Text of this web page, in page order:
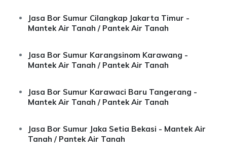
Jasa Bor Sumur Cilangkap Jakarta Timur -
Mantek Air Tanah / Pantek Air Tanah
Jasa Bor Sumur Karangsinom Karawang -
Mantek Air Tanah / Pantek Air Tanah
Jasa Bor Sumur Karawaci Baru Tangerang -
Mantek Air Tanah / Pantek Air Tanah
Jasa Bor Sumur Jaka Setia Bekasi - Mantek Air
Tanah / Pantek Air Tanah